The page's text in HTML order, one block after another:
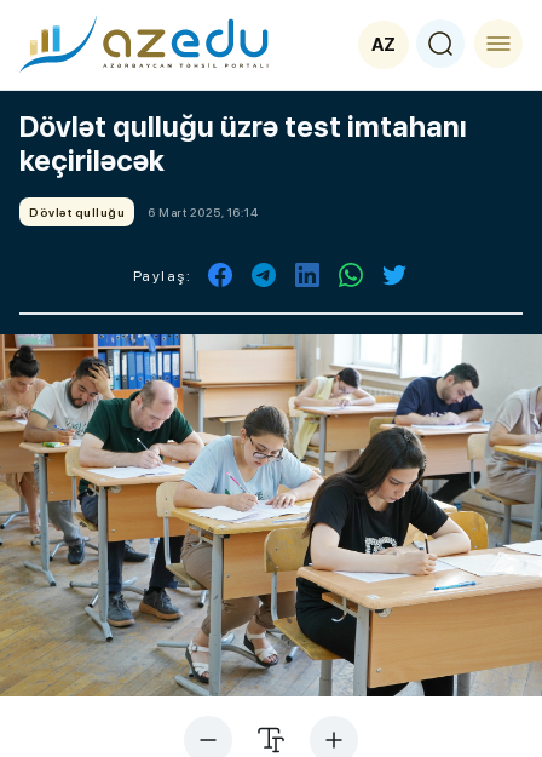
AZ
Dövlət qulluğu üzrə test imtahanı
keçiriləcək
Dövlət qulluğu 6 Mart 2025, 16:14
Paylaş: